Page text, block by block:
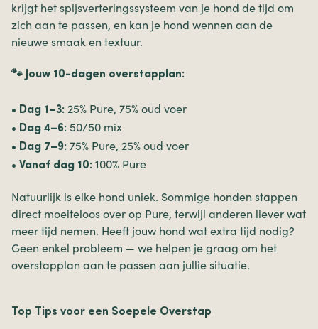
krijgt het spijsverteringssysteem van je hond de tijd om
zich aan te passen, en kan je hond wennen aan de
nieuwe smaak en textuur.
🐾 Jouw 10-dagen overstapplan:
• Dag 1–3: 25% Pure, 75% oud voer
• Dag 4–6: 50/50 mix
• Dag 7–9: 75% Pure, 25% oud voer
• Vanaf dag 10: 100% Pure
Natuurlijk is elke hond uniek. Sommige honden stappen
direct moeiteloos over op Pure, terwijl anderen liever wat
meer tijd nemen. Heeft jouw hond wat extra tijd nodig?
Geen enkel probleem — we helpen je graag om het
overstapplan aan te passen aan jullie situatie.
Top Tips voor een Soepele Overstap